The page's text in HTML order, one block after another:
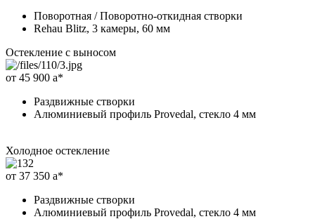
Поворотная / Поворотно-откидная створки
Rehau Blitz, 3 камеры, 60 мм
Остекление с выносом
от 45 900 a*
Раздвижные створки
Алюминиевый профиль Provedal, стекло 4 мм
Холодное остекление
от 37 350 a*
Раздвижные створки
Алюминиевый профиль Provedal, стекло 4 мм